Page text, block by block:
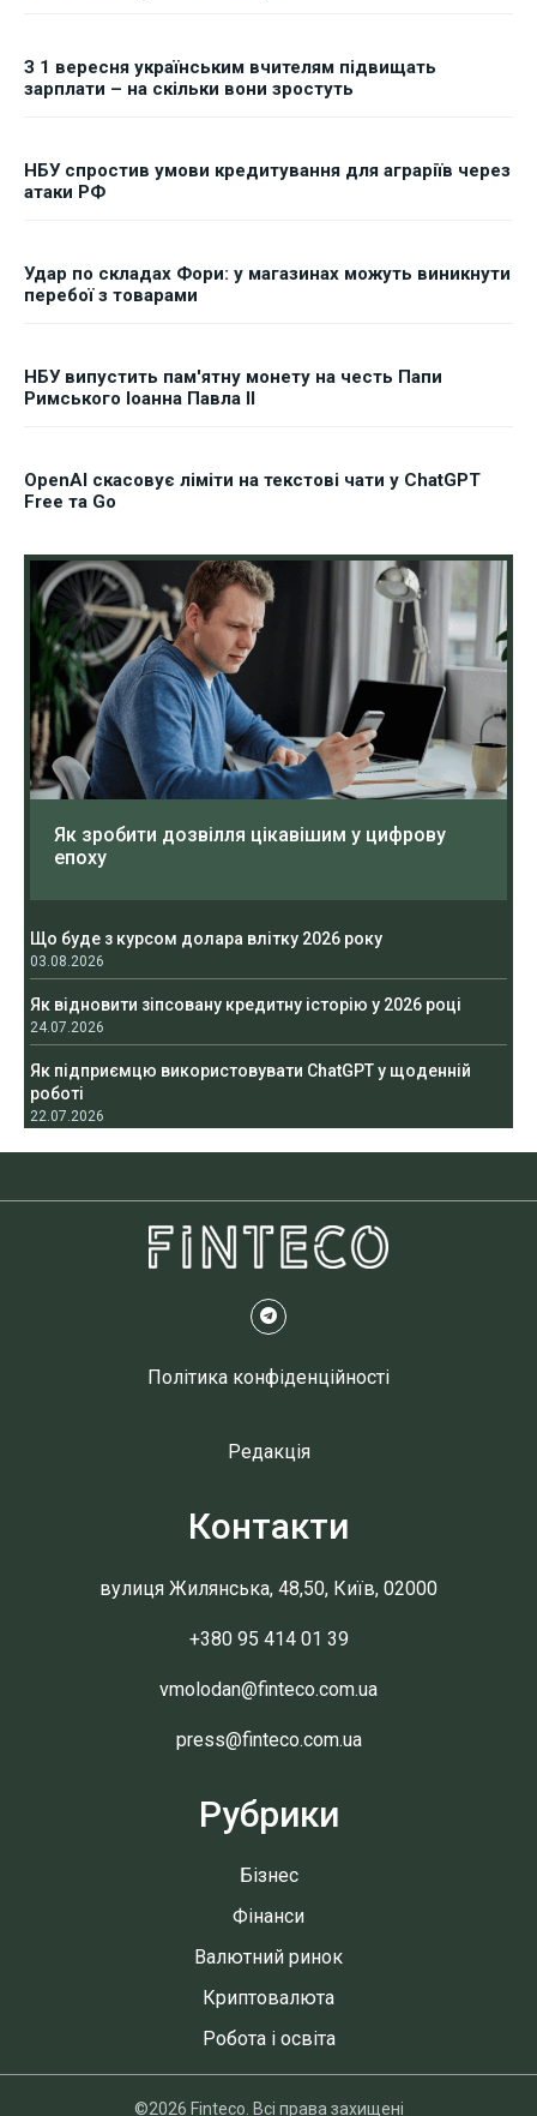
З 1 вересня українським вчителям підвищать
зарплати – на скільки вони зростуть
НБУ спростив умови кредитування для аграріїв через
атаки РФ
Удар по складах Фори: у магазинах можуть виникнути
перебої з товарами
НБУ випустить пам'ятну монету на честь Папи
Римського Іоанна Павла II
OpenAI скасовує ліміти на текстові чати у ChatGPT
Free та Go
Як зробити дозвілля цікавішим у цифрову
епоху
Що буде з курсом долара влітку 2026 року
03.08.2026
Як відновити зіпсовану кредитну історію у 2026 році
24.07.2026
Як підприємцю використовувати ChatGPT у щоденній
роботі
22.07.2026
Політика конфіденційності
Редакція
Контакти
вулиця Жилянська, 48,50, Київ, 02000
+380 95 414 01 39
vmolodan@finteco.com.ua
press@finteco.com.ua
Рубрики
Бізнес
Фінанси
Валютний ринок
Криптовалюта
Робота і освіта
©2026 Finteco. Всі права захищені